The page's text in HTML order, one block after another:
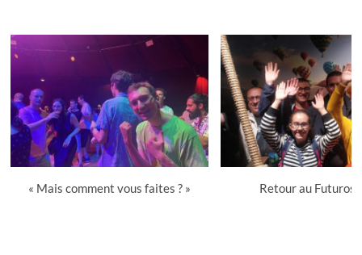
« Mais comment vous faites ? » Retour au